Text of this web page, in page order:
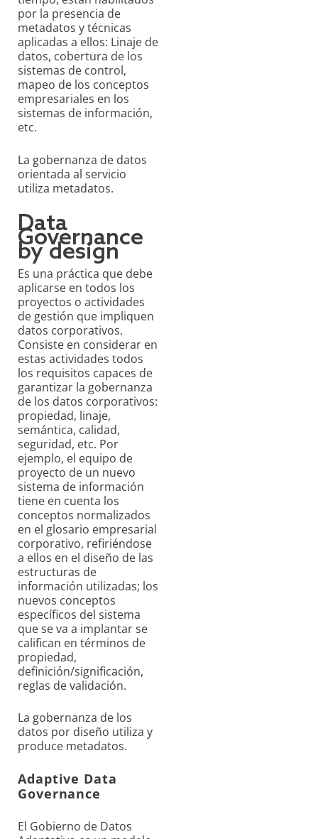
por la presencia de
metadatos y técnicas
aplicadas a ellos: Linaje de
datos, cobertura de los
sistemas de control,
mapeo de los conceptos
empresariales en los
sistemas de información,
etc.
La gobernanza de datos
orientada al servicio
utiliza metadatos.
Data
Governance
by design
Es una práctica que debe
aplicarse en todos los
proyectos o actividades
de gestión que impliquen
datos corporativos.
Consiste en considerar en
estas actividades todos
los requisitos capaces de
garantizar la gobernanza
de los datos corporativos:
propiedad, linaje,
semántica, calidad,
seguridad, etc. Por
ejemplo, el equipo de
proyecto de un nuevo
sistema de información
tiene en cuenta los
conceptos normalizados
en el glosario empresarial
corporativo, refiriéndose
a ellos en el diseño de las
estructuras de
información utilizadas; los
nuevos conceptos
específicos del sistema
que se va a implantar se
califican en términos de
propiedad,
definición/significación,
reglas de validación.
La gobernanza de los
datos por diseño utiliza y
produce metadatos.
Adaptive Data
Governance
El Gobierno de Datos